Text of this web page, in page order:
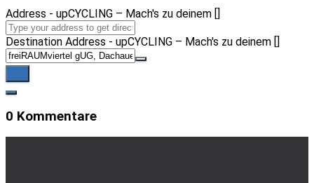
Address - upCYCLING – Mach's zu deinem []
Destination Address - upCYCLING – Mach's zu deinem []
0 Kommentare